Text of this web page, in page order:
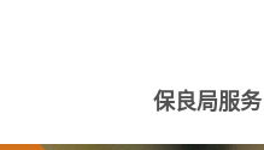
保良局服务